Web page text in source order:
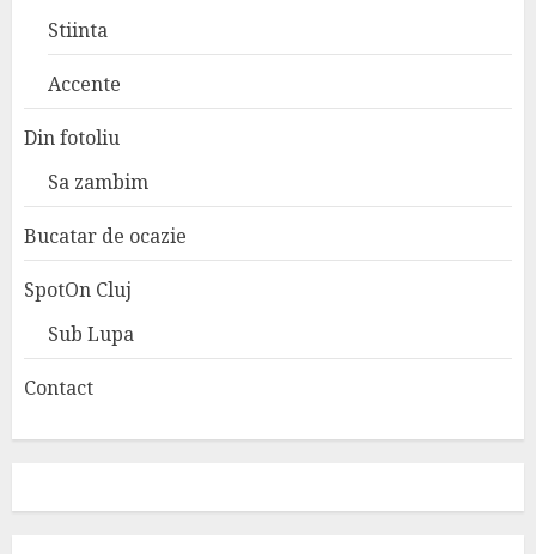
Stiinta
Accente
Din fotoliu
Sa zambim
Bucatar de ocazie
SpotOn Cluj
Sub Lupa
Contact